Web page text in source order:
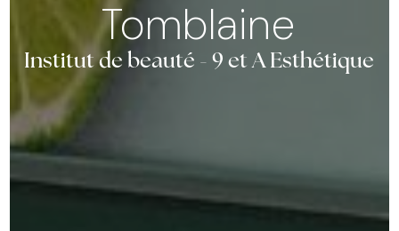
Tomblaine
Institut de beauté - 9 et A Esthétique